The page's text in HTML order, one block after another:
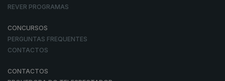
REVER PROGRAMAS
CONCURSOS
PERGUNTAS FREQUENTES
CONTACTOS
CONTACTOS